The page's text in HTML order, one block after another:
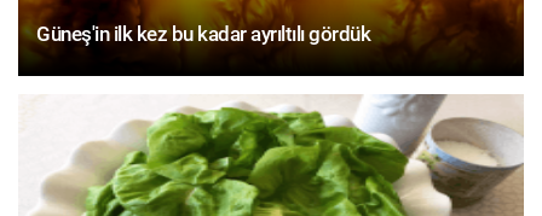
Güneş'in ilk kez bu kadar ayrıltılı gördük